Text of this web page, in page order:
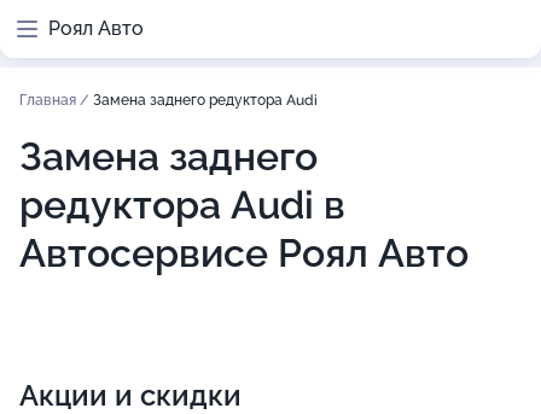
Роял Авто
Главная / Замена заднего редуктора Audi
Замена заднего
редуктора Audi в
Автосервисе Роял Авто
Акции и скидки